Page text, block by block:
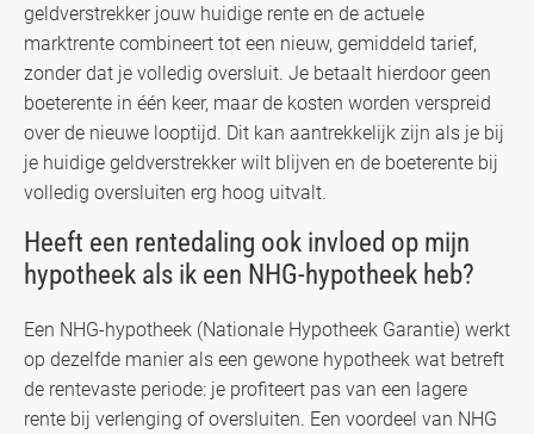
geldverstrekker jouw huidige rente en de actuele
marktrente combineert tot een nieuw, gemiddeld tarief,
zonder dat je volledig oversluit. Je betaalt hierdoor geen
boeterente in één keer, maar de kosten worden verspreid
over de nieuwe looptijd. Dit kan aantrekkelijk zijn als je bij
je huidige geldverstrekker wilt blijven en de boeterente bij
volledig oversluiten erg hoog uitvalt.
Heeft een rentedaling ook invloed op mijn
hypotheek als ik een NHG-hypotheek heb?
Een NHG-hypotheek (Nationale Hypotheek Garantie) werkt
op dezelfde manier als een gewone hypotheek wat betreft
de rentevaste periode: je profiteert pas van een lagere
rente bij verlenging of oversluiten. Een voordeel van NHG